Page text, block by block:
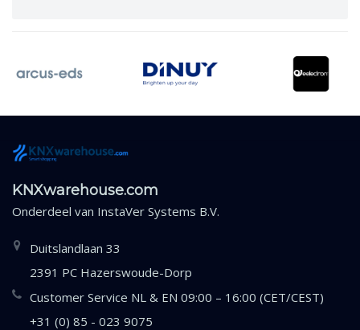
KNXwarehouse.com
Onderdeel van InstaVer Systems B.V.
Duitslandlaan 33
2391 PC Hazerswoude-Dorp
Customer Service NL & EN 09:00 – 16:00 (CET/CEST)
+31 (0) 85 - 023 9075